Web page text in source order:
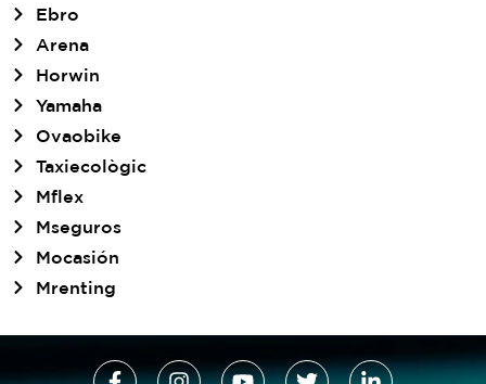
Ebro
Arena
Horwin
Yamaha
Ovaobike
Taxiecològic
Mflex
Mseguros
Mocasión
Mrenting